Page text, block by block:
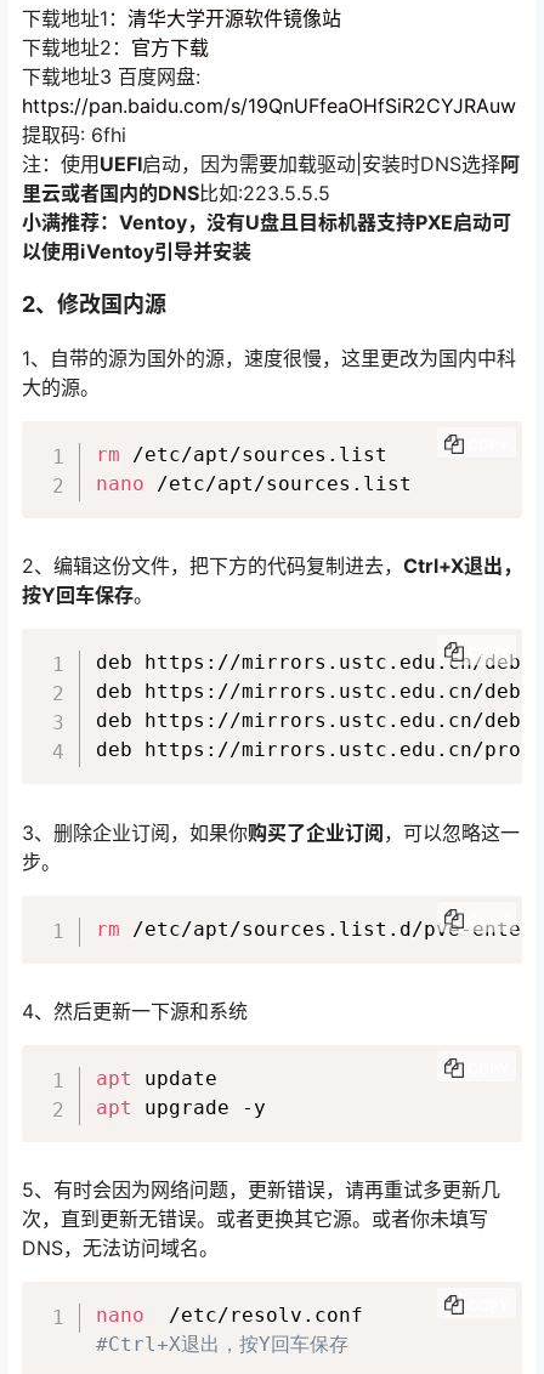
下载地址1： 清华大学开源软件镜像站
下载地址2： 官方下载
下载地址3 百度网盘:
https://pan.baidu.com/s/19QnUFfeaOHfSiR2CYJRAuw
提取码: 6fhi
注：使用 UEFI启动，因为需要加载驱动|安装时DNS选择阿
里云或者国内的DNS比如:223.5.5.5
小满推荐：Ventoy，没有U盘且目标机器支持PXE启动可
以使用iVentoy引导并安装
2、修改国内源
1、自带的源为国外的源，速度很慢，这里更改为国内中科
大的源。
rm
nano /etc/apt/sources.list
2、编辑这份文件，把下方的代码复制进去， Ctrl+X退出，
按Y回车保存。
deb https://mirrors.ustc.edu.cn/
deb https://mirrors.ustc.edu.cn/
deb https://mirrors.ustc.edu.cn/
deb https://mirrors.ustc.edu.cn/
COPY
3、删除企业订阅，如果你购买了企业订阅，可以忽略这一
步。
rm /etc/apt/sources.list.d/pve-COPY
4、然后更新一下源和系统
apt
apt upgrade -y
5、有时会因为网络问题，更新错误，请再重试多更新几
次，直到更新无错误。或者更换其它源。或者你未填写
DNS，无法访问域名。
nano
  /etc/resolv.conf
#Ctrl+X退出，按Y回车保存